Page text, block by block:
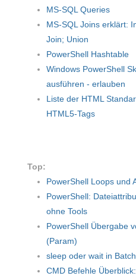
MS-SQL Queries
MS-SQL Joins erklärt:
Join; Union
PowerShell Hashtable
Windows PowerShell
ausführen - erlauben
Liste der HTML
HTML5-Tags
Top:
PowerShell Loops und
PowerShell:
ohne Tools
PowerShell Übergabe
(Param)
sleep oder wait in
CMD Befehle